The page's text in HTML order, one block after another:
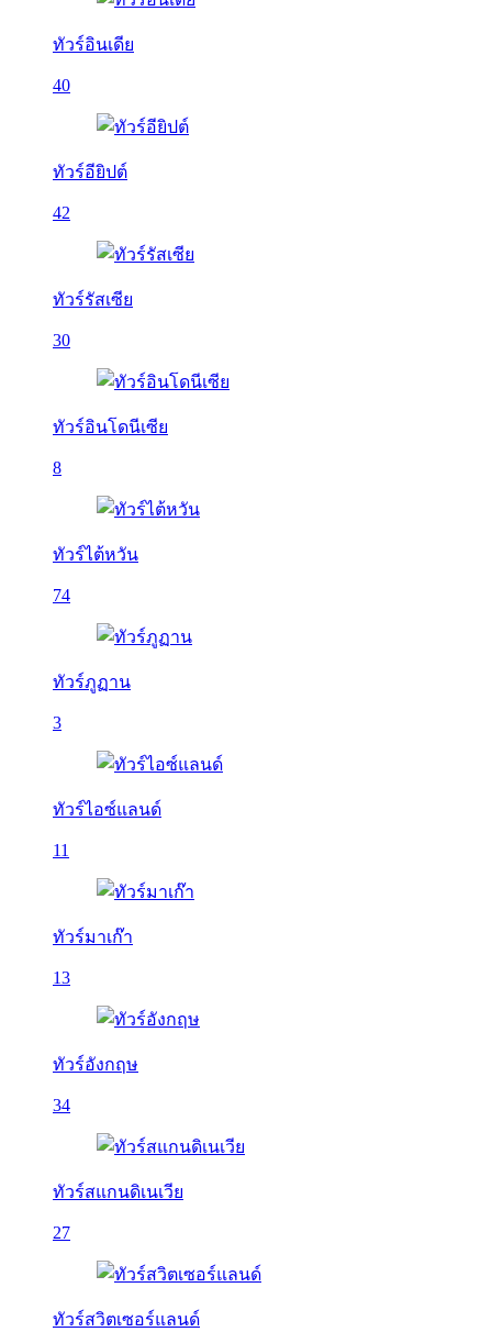
ทัวร์อินเดีย
40
ทัวร์อียิปต์
42
ทัวร์รัสเซีย
30
ทัวร์อินโดนีเซีย
8
ทัวร์ไต้หวัน
74
ทัวร์ภูฏาน
3
ทัวร์ไอซ์แลนด์
11
ทัวร์มาเก๊า
13
ทัวร์อังกฤษ
34
ทัวร์สแกนดิเนเวีย
27
ทัวร์สวิตเซอร์แลนด์